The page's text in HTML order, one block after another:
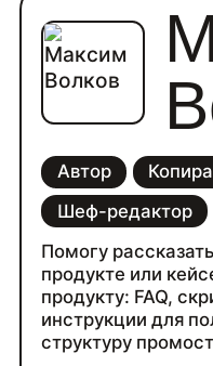
Автор
Шеф-редактор
Помогу
продукте или
продукту: FAQ,
инструкции для
структуру